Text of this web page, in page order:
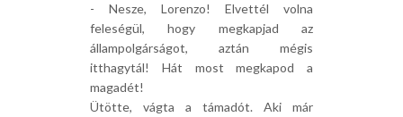
- Nesze, Lorenzo! Elvettél volna
feleségül, hogy megkapjad az
állampolgárságot, aztán mégis
itthagytál! Hát most megkapod a
magadét!
Ütötte, vágta a támadót. Aki már